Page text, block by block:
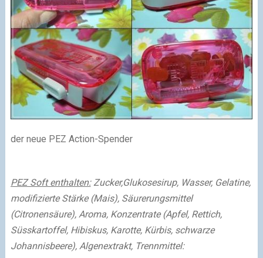
der neue PEZ Action-Spender
PEZ Soft enthalten: Zucker,Glukosesirup, Wasser, Gelatine,
modifizierte Stärke (Mais), Säurerungsmittel
(Citronensäure), Aroma, Konzentrate (Apfel, Rettich,
Süsskartoffel, Hibiskus, Karotte, Kürbis, schwarze
Johannisbeere), Algenextrakt, Trennmittel: